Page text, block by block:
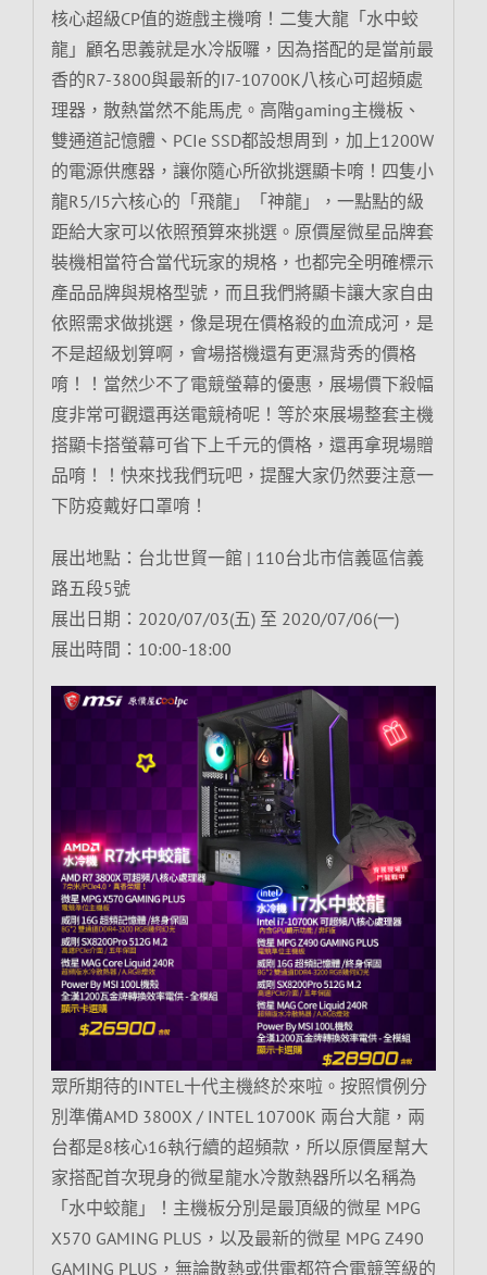
核心超級CP值的遊戲主機唷！二隻大龍「水中蛟
龍」顧名思義就是水冷版囉，因為搭配的是當前最
香的R7-3800與最新的I7-10700K八核心可超頻處
理器，散熱當然不能馬虎。高階gaming主機板、
雙通道記憶體、PCIe SSD都設想周到，加上1200W
的電源供應器，讓你隨心所欲挑選顯卡唷！四隻小
龍R5/I5六核心的「飛龍」「神龍」，一點點的級
距給大家可以依照預算來挑選。原價屋微星品牌套
裝機相當符合當代玩家的規格，也都完全明確標示
產品品牌與規格型號，而且我們將顯卡讓大家自由
依照需求做挑選，像是現在價格殺的血流成河，是
不是超級划算啊，會場搭機還有更濕背秀的價格
唷！！當然少不了電競螢幕的優惠，展場價下殺幅
度非常可觀還再送電競椅呢！等於來展場整套主機
搭顯卡搭螢幕可省下上千元的價格，還再拿現場贈
品唷！！快來找我們玩吧，提醒大家仍然要注意一
下防疫戴好口罩唷！
展出地點：台北世貿一館 | 110台北市信義區信義
路五段5號
展出日期：2020/07/03(五) 至 2020/07/06(一)
展出時間：10:00-18:00
眾所期待的INTEL十代主機終於來啦。按照慣例分
別準備AMD 3800X / INTEL 10700K 兩台大龍，兩
台都是8核心16執行續的超頻款，所以原價屋幫大
家搭配首次現身的微星龍水冷散熱器所以名稱為
「水中蛟龍」！主機板分別是最頂級的微星 MPG
X570 GAMING PLUS，以及最新的微星 MPG Z490
GAMING PLUS，無論散熱或供電都符合電競等級的